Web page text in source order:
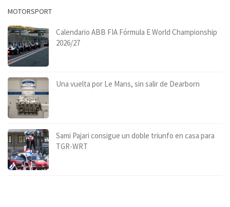
MOTORSPORT
Calendario ABB FIA Fórmula E World Championship
2026/27
Una vuelta por Le Mans, sin salir de Dearborn
Sami Pajari consigue un doble triunfo en casa para
TGR-WRT